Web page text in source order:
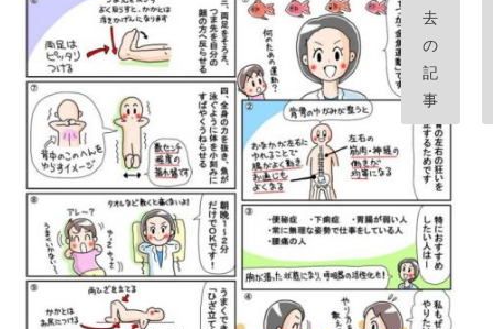
去
の
記
事